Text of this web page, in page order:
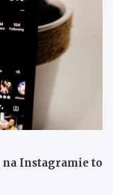
na Instagramie to